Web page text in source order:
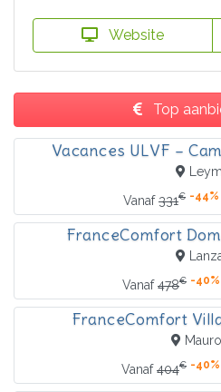
Website
Top
Vacances ULVF –
Vanaf331€ -44%
FranceComfort
Vanaf478€ -40%
FranceComfort
Vanaf404€ -40%